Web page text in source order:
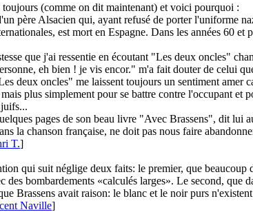
(comme on dit maintenant) et voici pourquoi :
père Alsacien qui, ayant refusé de porter l'uniforme
est mort en Espagne. Dans les années 60
que j'ai ressentie en écoutant "Les deux oncles"
eh bien ! je vis encor." m'a fait douter de celui
deux oncles" me laissent toujours un sentiment amer
plus simplement pour se battre contre l'occupant
pages de son beau livre "Avec Brassens", dit lui
la chanson française, ne doit pas nous faire
T.]
qui suit néglige deux faits: le premier, que
des bombardements «calculés larges». Le second, que
Brassens avait raison: le blanc et le noir purs
Naville]